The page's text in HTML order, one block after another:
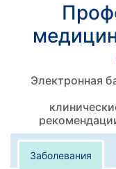
Электронная
Заболевания